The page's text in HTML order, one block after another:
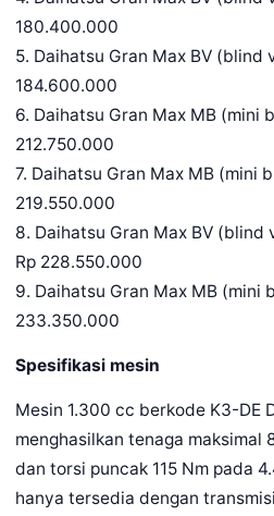
180.400.000
5. Daihatsu Gran Max BV (blind
184.600.000
6. Daihatsu Gran Max MB (mini
212.750.000
7. Daihatsu Gran Max MB (mini
219.550.000
8. Daihatsu Gran Max BV (blind
Rp 228.550.000
9. Daihatsu Gran Max MB (mini
233.350.000
Spesifikasi mesin
Mesin 1.300 cc berkode K3-DE
menghasilkan tenaga maksimal
dan torsi puncak 115 Nm pada
hanya tersedia dengan